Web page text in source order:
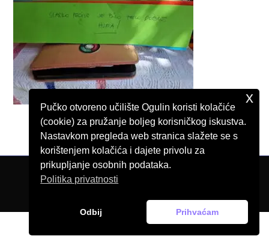
© Pučko otvoreno učilište Ogulin, 2026.
Pučko otvoreno učilište Ogulin koristi kolačiće
(cookie) za pružanje boljeg korisničkog iskustva.
Nastavkom pregleda web stranica slažete se s
korištenjem kolačića i dajete privolu za
prikupljanje osobnih podataka.
Politika privatnosti
Odbij Prihvaćam
x